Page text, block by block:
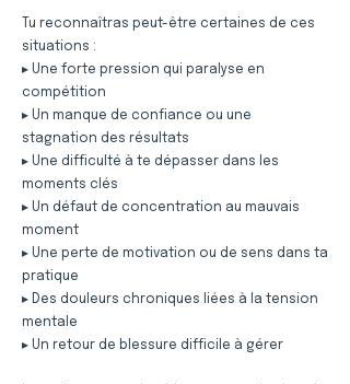
Tu reconnaîtras peut-être certaines de ces
situations :
▸ Une forte pression qui paralyse en
compétition
▸ Un manque de confiance ou une
stagnation des résultats
▸ Une difficulté à te dépasser dans les
moments clés
▸ Un défaut de concentration au mauvais
moment
▸ Une perte de motivation ou de sens dans ta
pratique
▸ Des douleurs chroniques liées à la tension
mentale
▸ Un retour de blessure difficile à gérer